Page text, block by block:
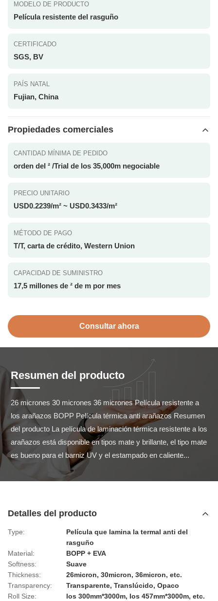
MODELO DE PRODUCTO
Película resistente del rasguño
CERTIFICADO
SGS, BV
PAÍS NATAL
Fujian, China
Propiedades comerciales
CANTIDAD MÍNIMA DE PEDIDO
orden del ² /Trial de los 35,000m negociable
PRECIO UNITARIO
USD0.2239/m² ~ USD0.3433/m²
MÉTODO DE PAGO
T/T, carta de crédito, Western Union
CAPACIDAD DE SUMINISTRO
17,5 millones de ² de m por mes
Consultar ahora
Resumen del producto
26 micrones 30 micrones 36 micrones Película resistente a
los arañazos BOPP Película térmica anti arañazos Resumen
del producto La película de laminación térmica resistente a los
arañazos está disponible en tipos mate y brillante, el tipo mate
es bueno para el barniz UV y el estampado en caliente...
Detalles del producto
Type:
Película que lamina la termal anti del
rasguño
Material:
BOPP + EVA
Softness:
Suave
Thickness:
26micron, 30micron, 36micron, etc.
Transparency:
Transparente, Translúcido, Opaco
Roll Size:
los 300mm*3000m, los 457mm*3000m, etc.